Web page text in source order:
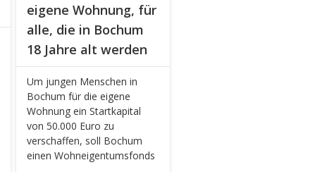
eigene Wohnung, für
alle, die in Bochum
18 Jahre alt werden
Um jungen Menschen in
Bochum für die eigene
Wohnung ein Startkapital
von 50.000 Euro zu
verschaffen, soll Bochum
einen Wohneigentumsfonds